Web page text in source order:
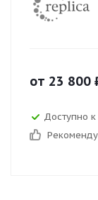
от 23 800
Доступно к